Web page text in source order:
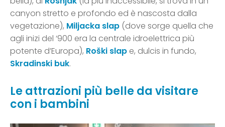
canyon stretto e profondo ed è nascosta dalla
vegetazione), Miljacka slap (dove sorge quella che
agli inizi del ‘900 era la centrale idroelettrica più
potente d’Europa), Roški slap e, dulcis in fundo,
Skradinski buk.
Le attrazioni più belle da visitare
con i bambini